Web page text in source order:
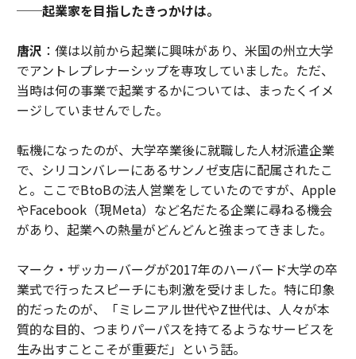
──起業家を目指したきっかけは。
唐沢 ：僕は以前から起業に興味があり、米国の州立大学
でアントレプレナーシップを専攻していました。ただ、
当時は何の事業で起業するかについては、まったくイメ
ージしていませんでした。
転機になったのが、大学卒業後に就職した人材派遣企業
で、シリコンバレーにあるサンノゼ支店に配属されたこ
と。ここでBtoBの法人営業をしていたのですが、Apple
やFacebook（現Meta）など名だたる企業に尋ねる機会
があり、起業への熱量がどんどんと強まってきました。
マーク・ザッカーバーグが2017年のハーバード大学の卒
業式で行ったスピーチにも刺激を受けました。特に印象
的だったのが、「ミレニアル世代やZ世代は、人々が本
質的な目的、つまりパーパスを持てるようなサービスを
生み出すことこそが重要だ」という話。